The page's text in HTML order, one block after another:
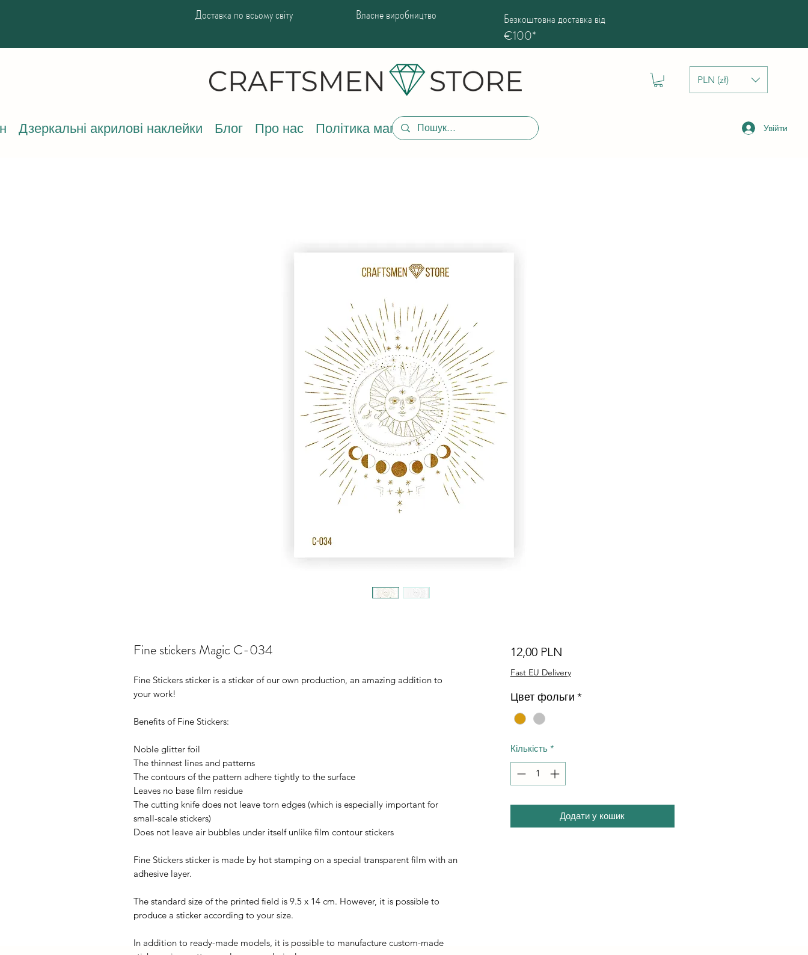
Доставка по всьому світу Власне виробництво
Безкоштовна доставка від
€100*
PLN (zł)
Дзеркальні акрилові наклейки Блог Про нас Політика магазину Увійти
Fine stiсkers Magic C-034
Fine Stickers sticker is a sticker of our own production, an amazing addition to
your work!
Benefits of Fine Stickers:
Noble glitter foil
The thinnest lines and patterns
The contours of the pattern adhere tightly to the surface
Leaves no base film residue
The cutting knife does not leave torn edges (which is especially important for
small-scale stickers)
Does not leave air bubbles under itself unlike film contour stickers
Fine Stickers sticker is made by hot stamping on a special transparent film with an
adhesive layer.
The standard size of the printed field is 9.5 x 14 cm. However, it is possible to
produce a sticker according to your size.
In addition to ready-made models, it is possible to manufacture custom-made
12,00 PLN
Fast EU Delivery
Цвет фольги *
Кількість *
Додати у кошик